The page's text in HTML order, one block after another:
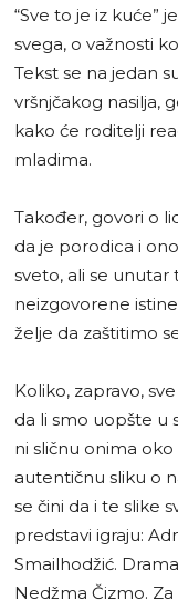
“Sve to je iz kuće”
svega, o važnosti
Tekst se na jedan
vršnjčakog nasilja,
kako će roditelji
mladima.
Također, govori o
da je porodica i
sveto, ali se unutar
neizgovorene
želje da zaštitimo
Koliko, zapravo,
da li smo uopšte u
ni sličnu onima oko
autentičnu sliku o
se čini da i te slike
predstavi igraju:
Smailhodžić.
Nedžma Čizmo.